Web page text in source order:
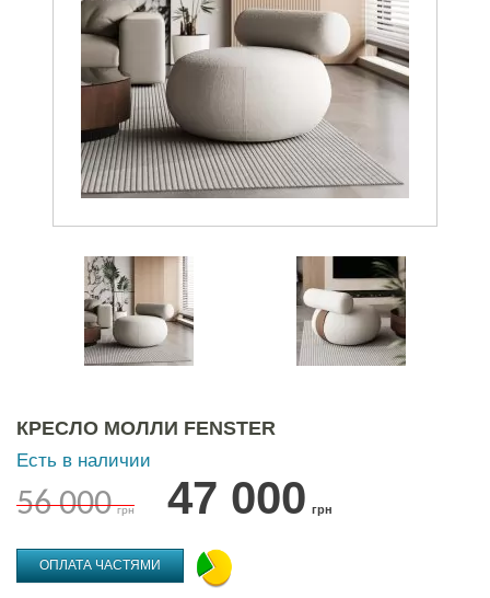
КРЕСЛО МОЛЛИ FENSTER
Есть в наличии
56 000 грн 47 000 грн
ОПЛАТА ЧАСТЯМИ